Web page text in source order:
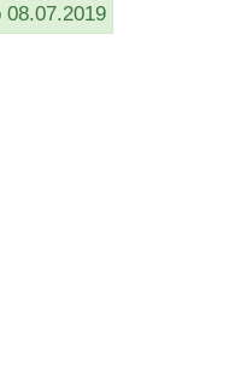
08.07.2019